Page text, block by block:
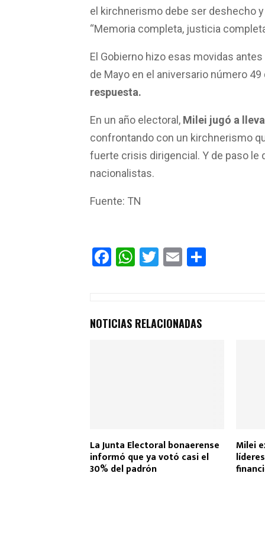
el kirchnerismo debe ser deshecho
“Memoria completa, justicia
El Gobierno hizo esas movidas
de Mayo en el aniversario número 49
respuesta.
En un año electoral, Milei jugó a
confrontando con un kirchnerismo
fuerte crisis dirigencial. Y de paso le
nacionalistas.
Fuente: TN
F
b
o
W
s
A
T
er
E
NOTICIAS RELACIONADAS
La Junta Electoral bonaerense
informó que ya votó casi el
30% del padrón
Milei